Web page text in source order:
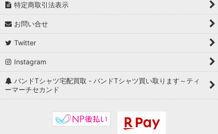
特定商取引法表示
お問い合せ
Twitter
Instagram
バンドTシャツ宅配買取 - バンドTシャツ買い取ります～ティ
ーマーチセカンド